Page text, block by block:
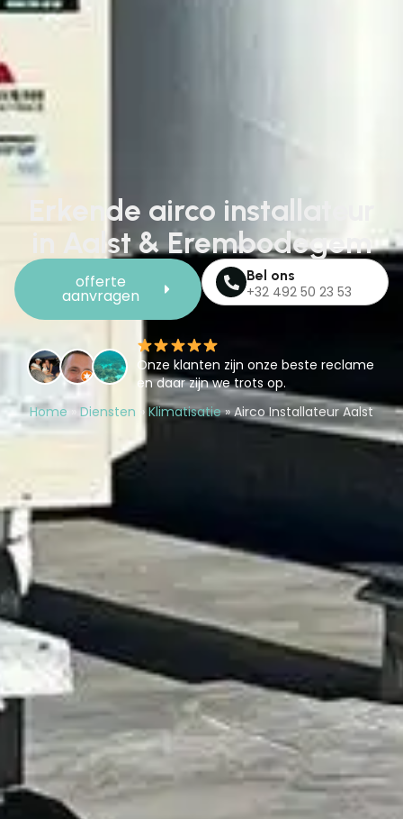
Erkende airco installateur
in Aalst & Erembodegem
offerte
aanvragen
Bel ons
+32 492 50 23 53
Onze klanten zijn onze beste reclame
en daar zijn we trots op.
Home » Diensten » Klimatisatie»Airco Installateur Aalst